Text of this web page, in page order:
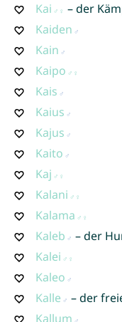
Kai
– der
Kaiden
Kain
Kaipo
Kais
Kaius
Kajus
Kaito
Kaj
Kalani
Kalama
Kaleb
– der
Kalei
Kaleo
Kalle
– der
Kallum